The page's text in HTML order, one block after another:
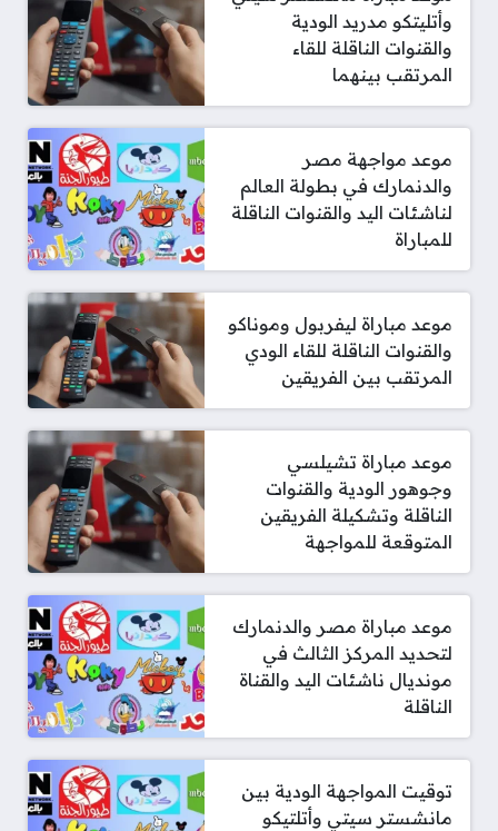
وأتليتكو مدريد الودية
والقنوات الناقلة للقاء
المرتقب بينهما
موعد مواجهة مصر
والدنمارك في بطولة العالم
لناشئات اليد والقنوات الناقلة
للمباراة
موعد مباراة ليفربول وموناكو
والقنوات الناقلة للقاء الودي
المرتقب بين الفريقين
موعد مباراة تشيلسي
وجوهور الودية والقنوات
الناقلة وتشكيلة الفريقين
المتوقعة للمواجهة
موعد مباراة مصر والدنمارك
لتحديد المركز الثالث في
مونديال ناشئات اليد والقناة
الناقلة
توقيت المواجهة الودية بين
مانشستر سيتي وأتلتيكو